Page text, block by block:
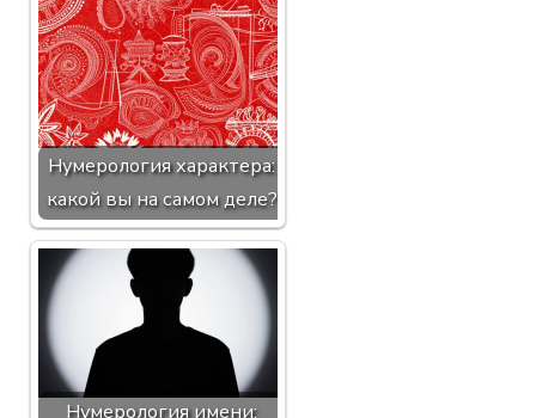
Нумерология характера:
какой вы на самом деле?
Нумерология имени: